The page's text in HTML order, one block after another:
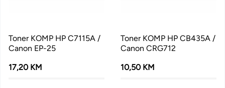
Toner KOMP HP C7115A /
Canon EP-25
17,20 KM
Toner KOMP HP CB435A /
Canon CRG712
10,50 KM